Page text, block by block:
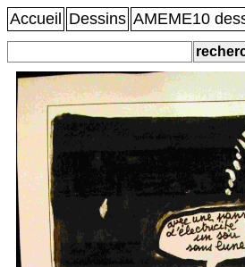
Accueil Dessins AMEME10